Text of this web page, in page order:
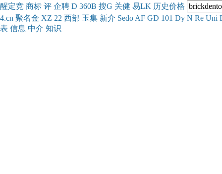
醒定竞 商标 评 企聘 D 360B 搜G 关健 易LK 历史价格
4.cn 聚名金 XZ 22 西部 玉集 新介 Sedo AF GD 101 Dy N Re Uni
表 信息 中介 知识